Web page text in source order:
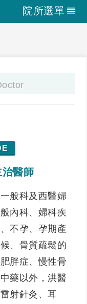
院所選單
醫師
般科及西醫婦
內科、婦科疾
不孕、孕期產
、骨質疏鬆的
胖症、慢性骨
藥以外，洪醫
射針灸、耳